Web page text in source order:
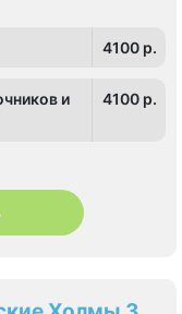
4100 p.
и
4100 p.